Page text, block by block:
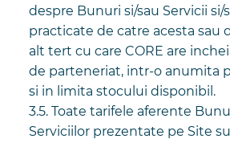
despre Bunuri si/sau Servicii
practicate de catre acesta sau
alt tert cu care CORE are
de parteneriat, intr-o anumita
si in limita stocului disponibil.
3.5. Toate tarifele aferente
Serviciilor prezentate pe Site